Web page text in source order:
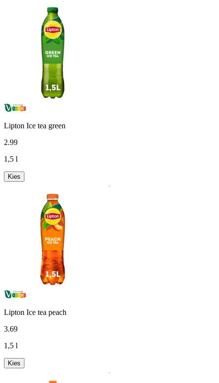
Lipton Ice tea green
2.99
1,5 l
Kies
Lipton Ice tea peach
3.69
1,5 l
Kies